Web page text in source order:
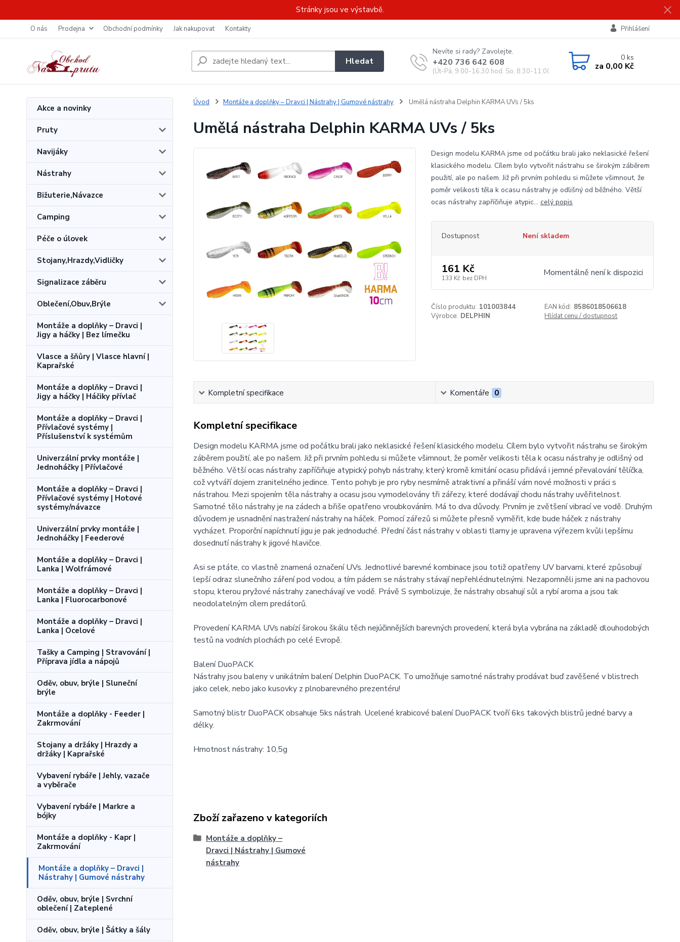
Stránky jsou ve výstavbě.
O nás Prodejna Obchodní podmínky Jak nakupovat Kontakty Přihlášení
Hledat
Nevíte si rady? Zavolejte.
+420 736 642 608
(Út-Pá, 9:00-16.30 hod. So, 8.30-11:00 hod.)
0ks
za 0,00 Kč
Akce a novinky
Pruty
Navijáky
Nástrahy
Bižuterie,Návazce
Camping
Péče o úlovek
Stojany,Hrazdy,Vidličky
Signalizace záběru
Oblečení,Obuv,Brýle
Montáže a doplňky – Dravci |
Jigy a háčky | Bez límečku
Vlasce a šňůry | Vlasce hlavní |
Kaprařské
Montáže a doplňky – Dravci |
Jigy a háčky | Háčiky přívlač
Montáže a doplňky – Dravci |
Přívlačové systémy |
Příslušenství k systémům
Univerzální prvky montáže |
Jednoháčky | Přívlačové
Montáže a doplňky – Dravci |
Přívlačové systémy | Hotové
systémy/návazce
Univerzální prvky montáže |
Jednoháčky | Feederové
Montáže a doplňky – Dravci |
Lanka | Wolfrámové
Montáže a doplňky – Dravci |
Lanka | Fluorocarbonové
Montáže a doplňky – Dravci |
Lanka | Ocelové
Tašky a Camping | Stravování |
Příprava jídla a nápojů
Oděv, obuv, brýle | Sluneční
brýle
Montáže a doplňky - Feeder |
Zakrmování
Stojany a držáky | Hrazdy a
držáky | Kaprařské
Vybavení rybáře | Jehly, vazače
a vyběrače
Vybavení rybáře | Markre a
bójky
Montáže a doplňky - Kapr |
Zakrmování
Montáže a doplňky – Dravci |
Nástrahy | Gumové nástrahy
Oděv, obuv, brýle | Svrchní
oblečení | Zateplené
Oděv, obuv, brýle | Šátky a šály
Úvod Montáže a doplňky – Dravci | Nástrahy | Gumové nástrahy Umělá nástraha Delphin KARMA UVs / 5ks
Umělá nástraha Delphin KARMA UVs / 5ks
Design modelu KARMA jsme od počátku brali jako neklasické řešení
klasického modelu. Cílem bylo vytvořit nástrahu se širokým záběrem
použití, ale po našem. Již při prvním pohledu si můžete všimnout, že
poměr velikosti těla k ocasu nástrahy je odlišný od běžného. Větší
ocas nástrahy zapříčiňuje atypic... celý popis
Dostupnost Není skladem
161 Kč
133 Kč bez DPH Momentálně není k dispozici
Číslo produktu: 101003844 EAN kód: 8586018506618
Výrobce: DELPHIN Hlídat cenu / dostupnost
Kompletní specifikace Komentáře 0
Kompletní specifikace
Design modelu KARMA jsme od počátku brali jako neklasické řešení klasického modelu. Cílem bylo vytvořit nástrahu se širokým
záběrem použití, ale po našem. Již při prvním pohledu si můžete všimnout, že poměr velikosti těla k ocasu nástrahy je odlišný od
běžného. Větší ocas nástrahy zapříčiňuje atypický pohyb nástrahy, který kromě kmitání ocasu přidává i jemné převalování tělíčka,
což vytváří dojem zranitelného jedince. Tento pohyb je pro ryby nesmírně atraktivní a přináší vám nové možnosti v práci s
nástrahou. Mezi spojením těla nástrahy a ocasu jsou vymodelovány tři zářezy, které dodávají chodu nástrahy uvěřitelnost.
Samotné tělo nástrahy je na zádech a břiše opatřeno vroubkováním. Má to dva důvody. Prvním je zvětšení vibrací ve vodě. Druhým
důvodem je usnadnění nastražení nástrahy na háček. Pomocí zářezů si můžete přesně vyměřit, kde bude háček z nástrahy
vycházet. Proporční napíchnutí jigu je pak jednoduché. Přední část nástrahy v oblasti tlamy je upravena výřezem kvůli lepšímu
dosednutí nástrahy k jigové hlavičce.
Asi se ptáte, co vlastně znamená označení UVs. Jednotlivé barevné kombinace jsou totiž opatřeny UV barvami, které způsobují
lepší odraz slunečního záření pod vodou, a tím pádem se nástrahy stávají nepřehlédnutelnými. Nezapomněli jsme ani na pachovou
stopu, kterou pryžové nástrahy zanechávají ve vodě. Právě S symbolizuje, že nástrahy obsahují sůl a rybí aroma a jsou tak
neodolatelným cílem predátorů.
Provedení KARMA UVs nabízí širokou škálu těch nejúčinnějších barevných provedení, která byla vybrána na základě dlouhodobých
testů na vodních plochách po celé Evropě.
Balení DuoPACK
Nástrahy jsou baleny v unikátním balení Delphin DuoPACK. To umožňuje samotné nástrahy prodávat buď zavěšené v blistrech
jako celek, nebo jako kusovky z plnobarevného prezentéru!
Samotný blistr DuoPACK obsahuje 5ks nástrah. Ucelené krabicové balení DuoPACK tvoří 6ks takových blistrů jedné barvy a
délky.
Hmotnost nástrahy: 10,5g
Zboží zařazeno v kategoriích
Montáže a doplňky –
Dravci | Nástrahy | Gumové
nástrahy